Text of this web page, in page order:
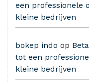
een professionele
kleine bedrijven
bokep indo op
tot een
kleine bedrijven